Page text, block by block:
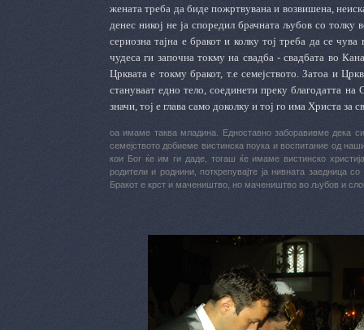
жената треба да биде пожртвувана и возвишена,
денес никој не ја споредил брачната љубов со
сериозна тајна е бракот и колку тој треба да се чува
чудеса ги започна токму на свадба - свадбата во
Црквата е токму бракот, т.е семејството. Затоа и
стануваат едно тело, соединети преку благодатта
значи, тој е глава само доколку и тој го има Христа за
оа имаме таква младина. Едноставно заборавивме дека
семејството добиеме вистинска поука и воспитание од
кои Бог ќе им ги даде, тогаш ќе имаме вистинско
родители и роднини, поткрепувајте ја нивната заедница
Бракот е крст и мачеништво, но мачеништво во љубов и